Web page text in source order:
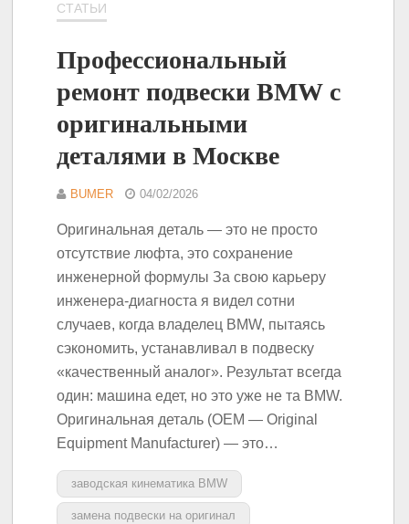
СТАТЬИ
Профессиональный
ремонт подвески BMW с
оригинальными
деталями в Москве
BUMER 04/02/2026
Оригинальная деталь — это не просто
отсутствие люфта, это сохранение
инженерной формулы За свою карьеру
инженера-диагноста я видел сотни
случаев, когда владелец BMW, пытаясь
сэкономить, устанавливал в подвеску
«качественный аналог». Результат всегда
один: машина едет, но это уже не та BMW.
Оригинальная деталь (OEM — Original
Equipment Manufacturer) — это…
заводская кинематика BMW
замена подвески на оригинал